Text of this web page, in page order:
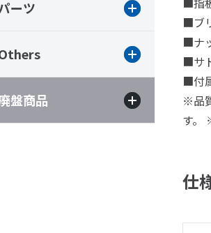
■ブ
■ナ
■サ
■付
※品
す。
仕
ーツ
盤商品